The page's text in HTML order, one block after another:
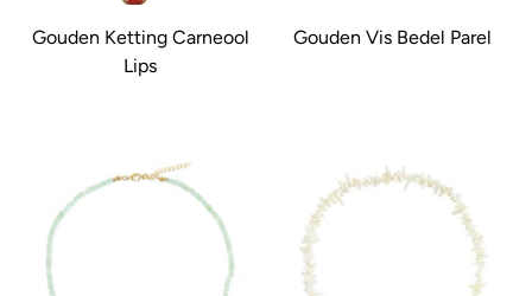
Gouden Ketting Carneool
Lips
Gouden Vis Bedel Parel